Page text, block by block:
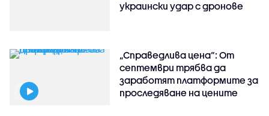
украински удар с дронове
„Справедлива цена“: От
септември трябва да
заработят платформите за
проследяване на цените